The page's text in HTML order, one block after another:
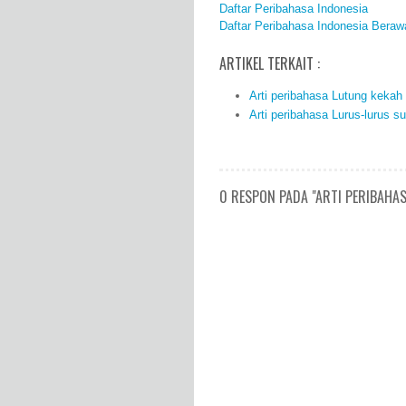
Daftar Peribahasa Indonesia
Daftar Peribahasa Indonesia
ARTIKEL TERKAIT :
Arti peribahasa Lutung
Arti peribahasa Lurus-lurus
0 RESPON PADA "ARTI